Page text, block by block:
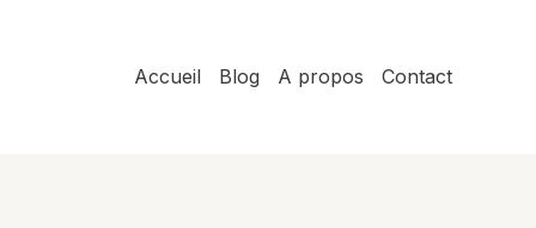
Accueil Blog A propos Contact